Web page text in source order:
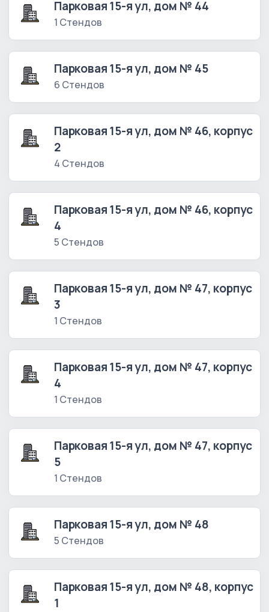
Парковая 15-я ул, дом № 44
1 Стендов
Парковая 15-я ул, дом № 45
6 Стендов
Парковая 15-я ул, дом № 46, корпус
2
4 Стендов
Парковая 15-я ул, дом № 46, корпус
4
5 Стендов
Парковая 15-я ул, дом № 47, корпус
3
1 Стендов
Парковая 15-я ул, дом № 47, корпус
4
1 Стендов
Парковая 15-я ул, дом № 47, корпус
5
1 Стендов
Парковая 15-я ул, дом № 48
5 Стендов
Парковая 15-я ул, дом № 48, корпус
1